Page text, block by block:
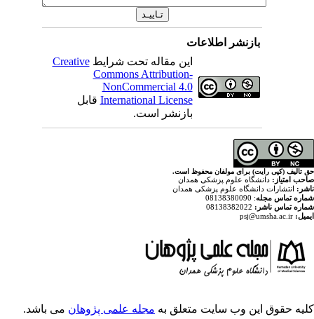
این مقاله تحت شرایطCreative
Commons Attribution-
NonCommercial 4.0
International Licenseقابل
محفوظ است.
همدان
پزشکی همدان
متعلق به مجله علمی پژوهان می باشد.